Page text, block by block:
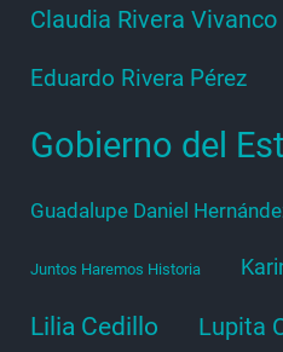
Claudia Rivera Vivanco
Eduardo Rivera Pérez
Gobierno del
Guadalupe Daniel
Juntos Haremos Historia
Lilia Cedillo Lupita